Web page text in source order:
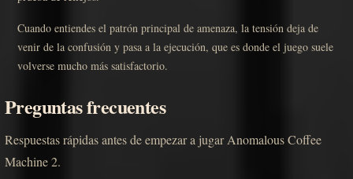
Cuando entiendes el patrón principal de amenaza, la tensión deja de
venir de la confusión y pasa a la ejecución, que es donde el juego suele
volverse mucho más satisfactorio.
Preguntas frecuentes
Respuestas rápidas antes de empezar a jugar Anomalous Coffee
Machine 2.